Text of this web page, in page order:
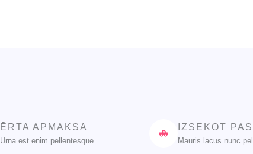
ĒRTA APMAKSA
Urna est enim pellentesque
IZSEKOT
Mauris lacus nunc